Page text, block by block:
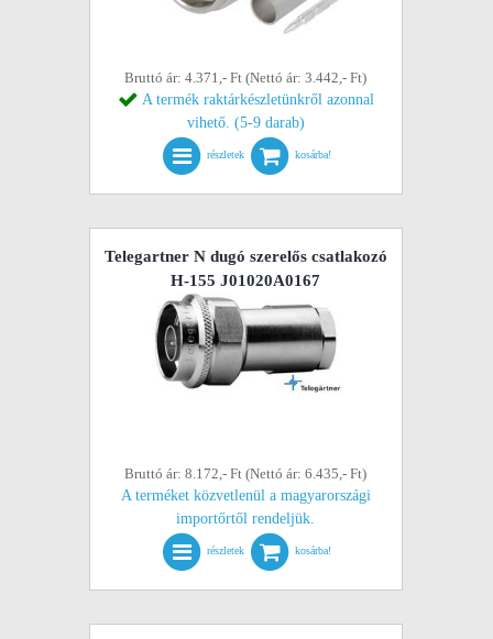
Bruttó ár: 4.371,- Ft (Nettó ár: 3.442,- Ft)
A termék raktárkészletünkről azonnal
vihető. (5-9 darab)
részletek kosárba!
Telegartner N dugó szerelős csatlakozó
H-155 J01020A0167
Bruttó ár: 8.172,- Ft (Nettó ár: 6.435,- Ft)
A terméket közvetlenül a magyarországi
importőrtől rendeljük.
részletek kosárba!